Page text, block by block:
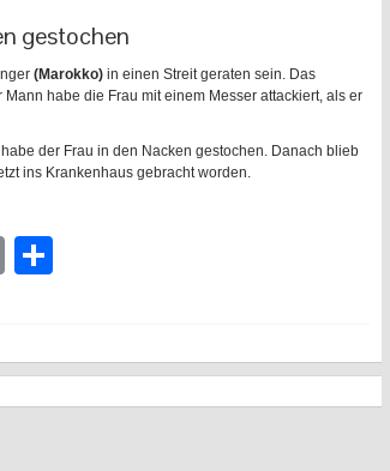
gestochen
(Marokko) in einen Streit geraten sein. Das
habe die Frau mit einem Messer attackiert, als er
der Frau in den Nacken gestochen. Danach blieb
ins Krankenhaus gebracht worden.
Print